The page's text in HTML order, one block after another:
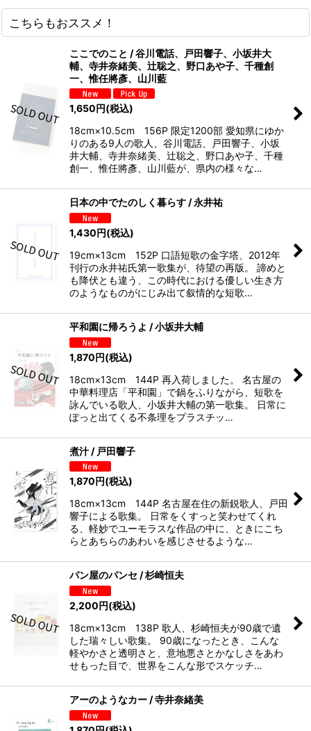
こちらもおススメ！
ここでのこと / 谷川電話、戸田響子、小坂井大
輔、寺井奈緒美、辻聡之、野口あや子、千種創
一、惟任將彥、山川藍
1,650円(税込)
18cm×10.5cm 156P 限定1200部 愛知県にゆか
りのある9人の歌人、谷川電話、戸田響子、小坂
井大輔、寺井奈緒美、辻聡之、野口あや子、千種
創一、惟任將彥、山川藍が、県内の様々な…
日本の中でたのしく暮らす / 永井祐
1,430円(税込)
19cm×13cm 152P 口語短歌の金字塔、2012年
刊行の永井祐氏第一歌集が、待望の再版。 諦めと
も降伏とも違う、この時代における優しい生き方
のようなものがにじみ出て叙情的な短歌…
平和園に帰ろうよ / 小坂井大輔
1,870円(税込)
18cm×13cm 144P 再入荷しました。 名古屋の
中華料理店「平和園」で鍋をふりながら、短歌を
詠んでいる歌人、小坂井大輔の第一歌集。 日常に
ぽっと出てくる不条理をプラスチッ…
煮汁 / 戸田響子
1,870円(税込)
18cm×13cm 144P 名古屋在住の新鋭歌人、戸田
響子による歌集。 日常をくすっと笑わせてくれ
る、軽妙でユーモラスな作品の中に、ときにこち
らとあちらのあわいを感じさせるような…
パン屋のパンセ / 杉崎恒夫
2,200円(税込)
18cm×13cm 138P 歌人、杉崎恒夫が90歳で遺
した瑞々しい歌集。 90歳になったとき、こんな
軽やかさと透明さと、意地悪さとかなしさをあわ
せもった目で、世界をこんな形でスケッチ…
アーのようなカー / 寺井奈緒美